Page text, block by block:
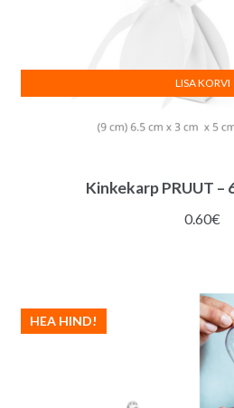
Kinkekarp PRUUT –
0.60€
LISA KORVI
HEA HIND!